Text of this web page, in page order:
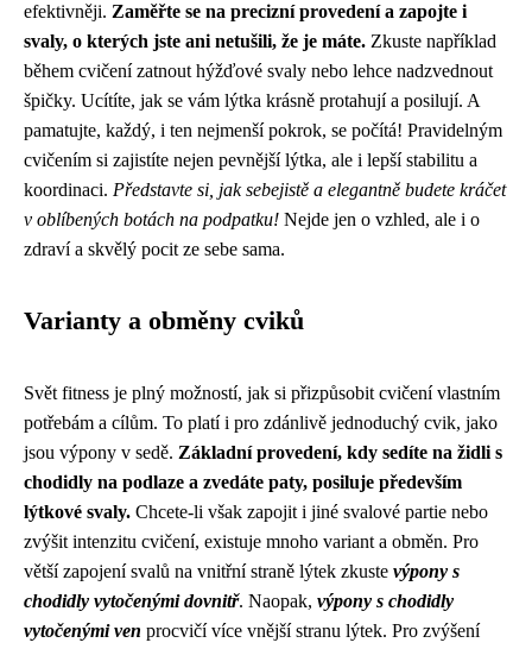
efektivněji. Zaměřte se na precizní provedení a zapojte i
svaly, o kterých jste ani netušili, že je máte. Zkuste například
během cvičení zatnout hýžďové svaly nebo lehce nadzvednout
špičky. Ucítíte, jak se vám lýtka krásně protahují a posilují. A
pamatujte, každý, i ten nejmenší pokrok, se počítá! Pravidelným
cvičením si zajistíte nejen pevnější lýtka, ale i lepší stabilitu a
koordinaci. Představte si, jak sebejistě a elegantně budete kráčet
v oblíbených botách na podpatku! Nejde jen o vzhled, ale i o
zdraví a skvělý pocit ze sebe sama.
Varianty a obměny cviků
Svět fitness je plný možností, jak si přizpůsobit cvičení vlastním
potřebám a cílům. To platí i pro zdánlivě jednoduchý cvik, jako
jsou výpony v sedě. Základní provedení, kdy sedíte na židli s
chodidly na podlaze a zvedáte paty, posiluje především
lýtkové svaly. Chcete-li však zapojit i jiné svalové partie nebo
zvýšit intenzitu cvičení, existuje mnoho variant a obměn. Pro
větší zapojení svalů na vnitřní straně lýtek zkuste výpony s
chodidly vytočenými dovnitř. Naopak, výpony s chodidly
vytočenými ven procvičí více vnější stranu lýtek. Pro zvýšení